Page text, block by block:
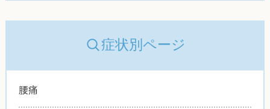
症状別ページ
腰痛